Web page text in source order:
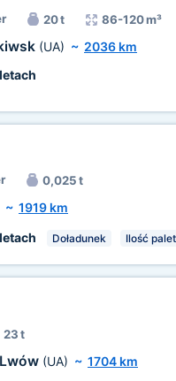
20 t 86-120 m³
(UA) ~ 2036 km
0,025 t
~ 1919 km
Doładunek Ilość
23 t
Lwów (UA) ~ 1704 km